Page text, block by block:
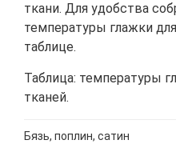
ткани. Для удобства
температуры глажки
таблице.
Таблица: температуры
тканей.
Бязь, поплин, сатин